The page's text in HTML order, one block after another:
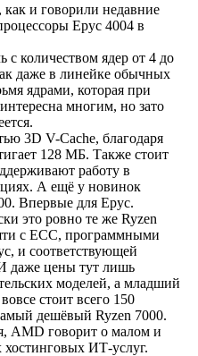
и говорили недавние
Epyc 4004 в
с количеством ядер от 4 до
даже в линейке обычных
ядрами, которая при
многим, но зато
3D V-Cache, благодаря
128 МБ. Также стоит
работу в
А ещё у новинок
Впервые для Epyc.
это ровно те же Ryzen
с ECC, программными
и соответствующей
даже цены тут лишь
моделей, а младший
стоит всего 150
дешёвый Ryzen 7000.
AMD говорит о малом и
хостинговых ИТ-услуг.